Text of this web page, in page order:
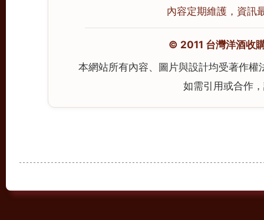
內容定期維護，資訊
© 2011 台灣洋酒收
本網站所有內容、圖片與設計均受著作
如需引用或合作